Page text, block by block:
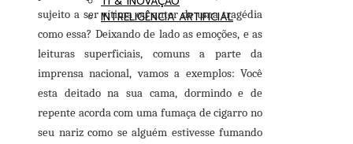
INTRELIGÊNCIA ARTIFICIAL
sujeito a ser vítima ou autor de uma tragédia
como essa? Deixando de lado as emoções, e as
leituras superficiais, comuns a parte da
imprensa nacional, vamos a exemplos: Você
esta deitado na sua cama, dormindo e de
repente acorda com uma fumaça de cigarro no
seu nariz como se alguém estivesse fumando